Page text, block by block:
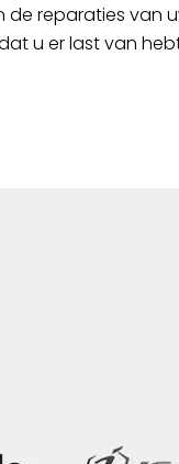
de reparaties van
u er last van